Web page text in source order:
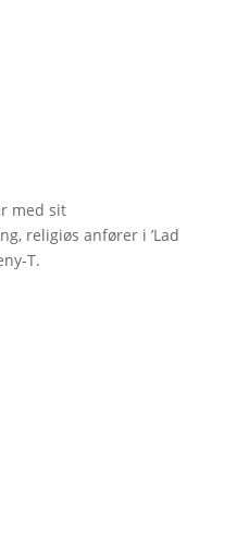
med sit
religiøs anfører i ’Lad
T.